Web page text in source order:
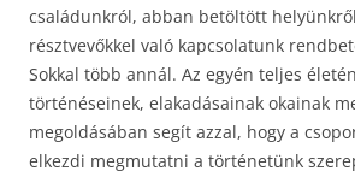
családunkról, abban betöltött
résztvevőkkel való kapcsolatunk
Sokkal több annál. Az egyén teljes
történéseinek, elakadásainak okainak
megoldásában segít azzal, hogy a
elkezdi megmutatni a történetünk